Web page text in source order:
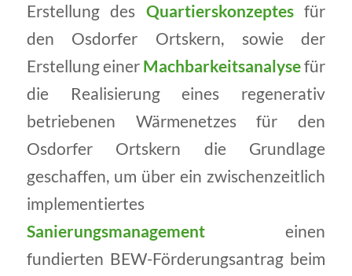
Erstellung des Quartierskonzeptesfür
den Osdorfer Ortskern, sowie der
Erstellung einer Machbarkeitsanalysefür
die Realisierung eines regenerativ
betriebenen Wärmenetzes für den
Osdorfer Ortskern die Grundlage
geschaffen, um über ein zwischenzeitlich
implementiertes
Sanierungsmanagementeinen
fundierten BEW-Förderungsantrag beim